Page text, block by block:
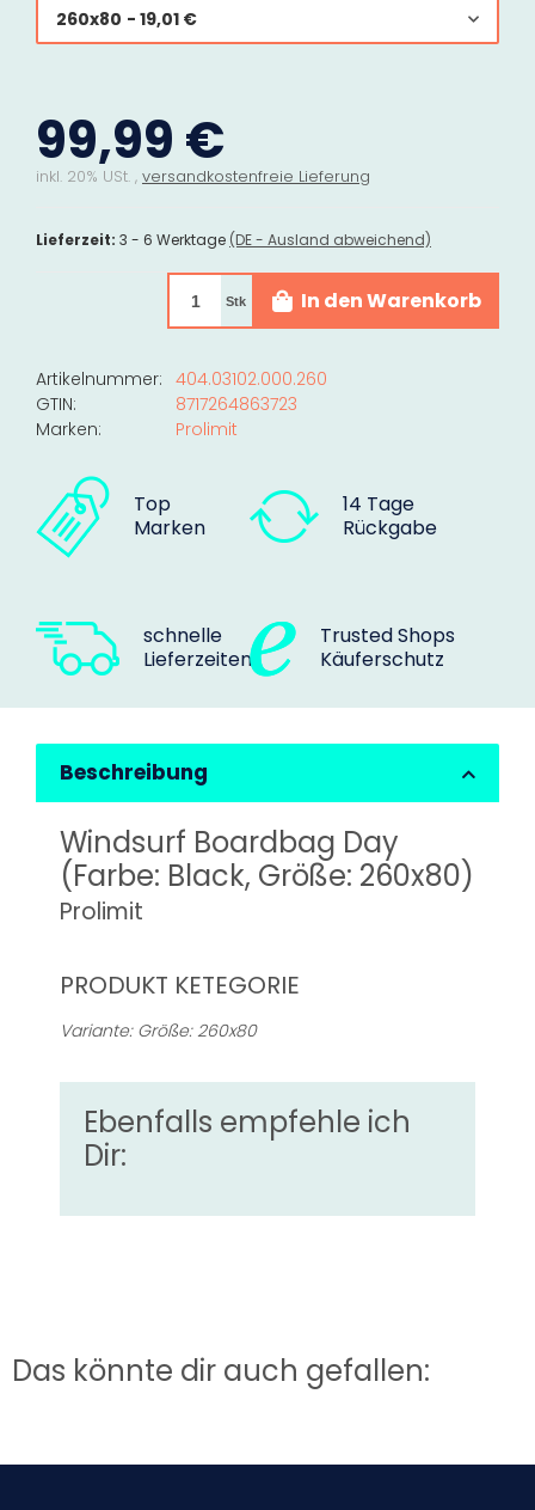
260x80 - 19,01 €
99,99 €
inkl. 20% USt. , versandkostenfreie Lieferung
Lieferzeit: 3 - 6 Werktage (DE - Ausland abweichend)
Stk In den Warenkorb
Artikelnummer: 404.03102.000.260
GTIN:
8717264863723
Marken:
Prolimit
Top
Marken
14 Tage
Rückgabe
schnelle
Lieferzeiten
Trusted Shops
Käuferschutz
Beschreibung
Windsurf Boardbag Day
(Farbe: Black, Größe: 260x80)
Prolimit
PRODUKT KETEGORIE
Variante: Größe: 260x80
Ebenfalls empfehle ich
Dir:
Das könnte dir auch gefallen: